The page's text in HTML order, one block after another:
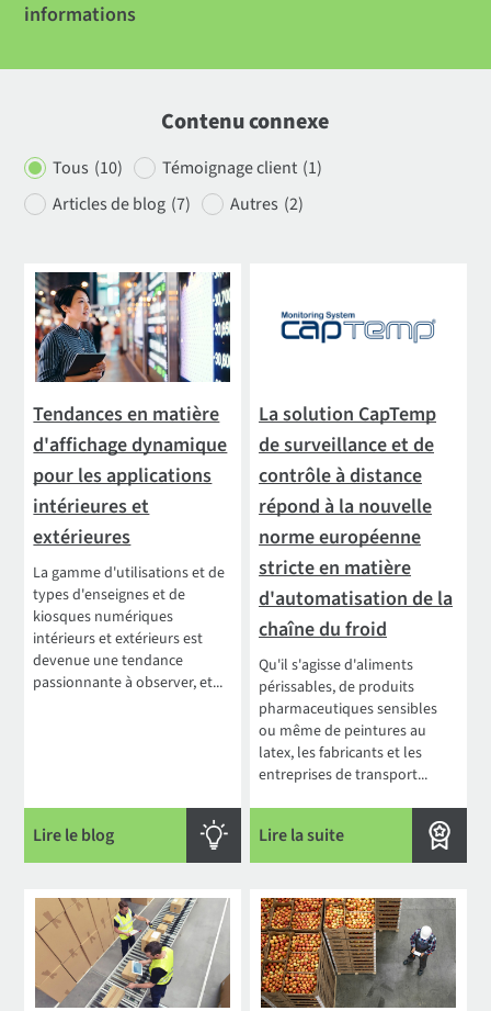
informations
Contenu connexe
Tous (10) Témoignage client (1)
Articles de blog (7) Autres (2)
Tendances en matière
d'affichage dynamique
pour les applications
intérieures et
extérieures
La gamme d'utilisations et de
types d'enseignes et de
kiosques numériques
intérieurs et extérieurs est
devenue une tendance
passionnante à observer, et...
Lire le blog
La solution CapTemp
de surveillance et de
contrôle à distance
répond à la nouvelle
norme européenne
stricte en matière
d'automatisation de la
chaîne du froid
Qu'il s'agisse d'aliments
périssables, de produits
pharmaceutiques sensibles
ou même de peintures au
latex, les fabricants et les
entreprises de transport...
Lire la suite